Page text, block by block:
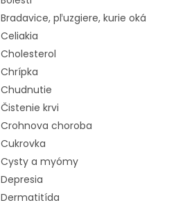
Bradavice, pľuzgiere, kurie oká
Celiakia
Cholesterol
Chrípka
Chudnutie
Čistenie krvi
Crohnova choroba
Cukrovka
Cysty a myómy
Depresia
Dermatitída